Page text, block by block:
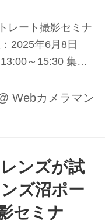
レート撮影セミナ
2025年6月8日
～15:30 集合
してレンズを貸
降りくん」800円
モデル：斉藤 明
参加費無料です
担3。 参加者が用
カメラ（ミラーレ
Webカメラマン
レンズが試
ズ沼ポー
セミナ